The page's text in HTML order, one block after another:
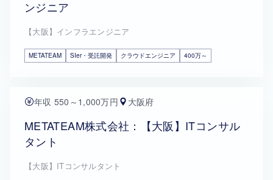
ンジニア
【大阪】インフラエンジニア
METATEAM SIer・受託開発 クラウドエンジニア 400万～
年収 550～1,000万円 大阪府
METATEAM株式会社：【大阪】ITコンサル
タント
【大阪】ITコンサルタント